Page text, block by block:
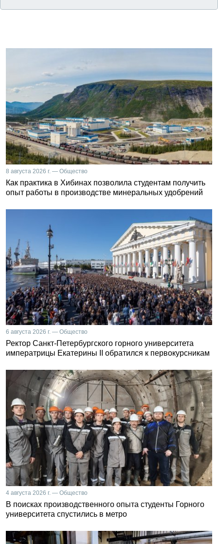
8 августа 2026 г. — Общество
Как практика в Хибинах позволила студентам получить
опыт работы в производстве минеральных удобрений
6 августа 2026 г. — Общество
Ректор Санкт-Петербургского горного университета
императрицы Екатерины II обратился к первокурсникам
4 августа 2026 г. — Общество
В поисках производственного опыта студенты Горного
университета спустились в метро